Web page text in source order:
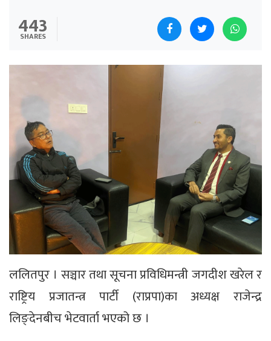
443
SHARES
ललितपुर । सञ्चार तथा सूचना प्रविधिमन्त्री जगदीश खरेल र
राष्ट्रिय प्रजातन्त्र पार्टी (राप्रपा)का अध्यक्ष राजेन्द्र
लिङ्देनबीच भेटवार्ता भएको छ ।